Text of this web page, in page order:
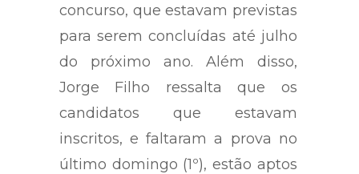
concurso, que estavam previstas
para serem concluídas até julho
do próximo ano. Além disso,
Jorge Filho ressalta que os
candidatos que estavam
inscritos, e faltaram a prova no
último domingo (1º), estão aptos